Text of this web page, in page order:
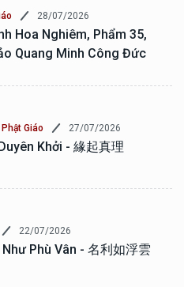
28/07/2026
Hoa Nghiêm, Phẩm 35,
Quang Minh Công Đức
Giáo 27/07/2026
Khởi - 緣起真理
22/07/2026
Phù Vân - 名利如浮雲